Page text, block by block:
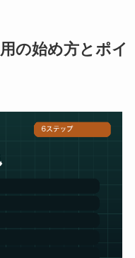
の始め方とポイ